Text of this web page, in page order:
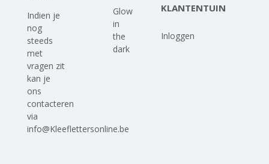
Indien je
nog
steeds
met
vragen zit
kan je
ons
contacteren
via
info@Kleeflettersonline.be
Glow
in
the
dark
KLANTENTUIN
Inloggen